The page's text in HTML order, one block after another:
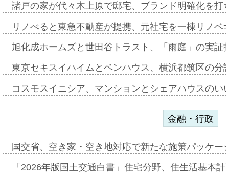
諸戸の家が代々木上原で邸宅、ブランド明確化を
リノべると東急不動産が提携、元社宅を一棟リノ
旭化成ホームズと世田谷トラスト、「雨庭」の実
東京セキスイハイムとベンハウス、横浜都筑区の
コスモスイニシア、マンションとシェアハウスの
金融・行政
国交省、空き家・空き地対応で新たな施策パッケ
「2026年版国土交通白書」住宅分野、住生活基本